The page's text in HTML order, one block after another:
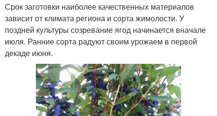
Срок заготовки наиболее качественных материалов
зависит от климата региона и сорта жимолости. У
поздней культуры созревание ягод начинается вначале
июля. Ранние сорта радуют своим урожаем в первой
декаде июня.